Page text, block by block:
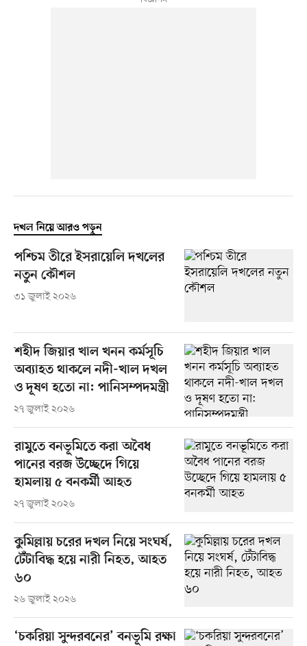
দখল নিয়ে আরও পড়ুন
পশ্চিম তীরে ইসরায়েলি দখলের
নতুন কৌশল
৩১ জুলাই ২০২৬
শহীদ জিয়ার খাল খনন কর্মসূচি
অব্যাহত থাকলে নদী-খাল দখল
ও দূষণ হতো না: পানিসম্পদমন্ত্রী
২৭ জুলাই ২০২৬
রামুতে বনভূমিতে করা অবৈধ
পানের বরজ উচ্ছেদে গিয়ে
হামলায় ৫ বনকর্মী আহত
২৭ জুলাই ২০২৬
কুমিল্লায় চরের দখল নিয়ে সংঘর্ষ,
টেঁটাবিদ্ধ হয়ে নারী নিহত, আহত
৬০
২৬ জুলাই ২০২৬
‘চকরিয়া সুন্দরবনের’ বনভূমি রক্ষা